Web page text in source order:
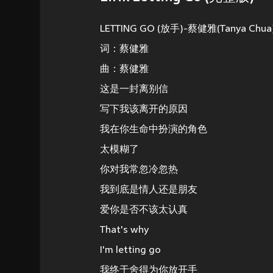
LETTING GO (放手)-蔡健雅(Tanya
词：蔡健雅
曲：蔡健雅
这是一封离别信
写下我该离开的原因
我在你生命中扮演的角色
太模糊了
你对我常忽冷忽热
我到底是情人还是朋友
爱你是否不该太认真
That's why
I'm letting go
我终于舍得为你放开手